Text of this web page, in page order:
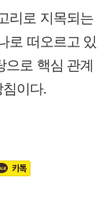
리로 지목되는
로 떠오르고 있
으로 핵심 관계
이다.